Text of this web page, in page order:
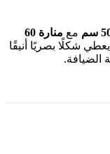
مع
منارة 60
شكلًا بصريًا أنيقًا
الضيافة.